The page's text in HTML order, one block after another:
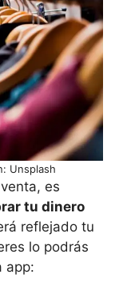
Unsplash
es
tu dinero
reflejado tu
lo podrás
app: